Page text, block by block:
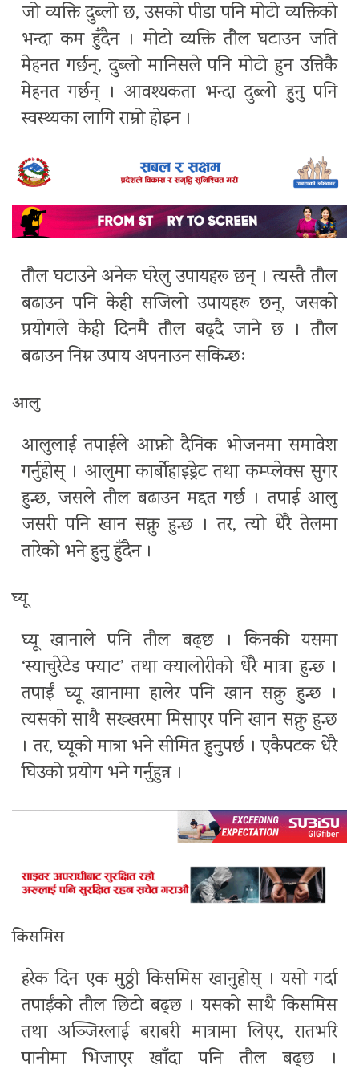
जो व्यक्ति दुब्लो छ, उसको पीडा पनि मोटो व्यक्तिको
भन्दा कम हुँदैन । मोटो व्यक्ति तौल घटाउन जति
मेहनत गर्छन्, दुब्लो मानिसले पनि मोटो हुन उत्तिकै
मेहनत गर्छन् । आवश्यकता भन्दा दुब्लो हुनु पनि
स्वस्थ्यका लागि राम्रो होइन ।
तौल घटाउने अनेक घरेलु उपायहरू छन् । त्यस्तै तौल
बढाउन पनि केही सजिलो उपायहरू छन्, जसको
प्रयोगले केही दिनमै तौल बढ्दै जाने छ । तौल
बढाउन निम्न उपाय अपनाउन सकिन्छः
आलु
आलुलाई तपाईले आफ्नो दैनिक भोजनमा समावेश
गर्नुहोस् । आलुमा कार्बोहाइड्रेट तथा कम्प्लेक्स सुगर
हुन्छ, जसले तौल बढाउन मद्दत गर्छ । तपाई आलु
जसरी पनि खान सक्नु हुन्छ । तर, त्यो धेरै तेलमा
तारेको भने हुनु हुँदैन ।
घ्यू
घ्यू खानाले पनि तौल बढ्छ । किनकी यसमा
‘स्याचुरेटेड फ्याट’ तथा क्यालोरीको धेरै मात्रा हुन्छ ।
तपाईं घ्यू खानामा हालेर पनि खान सक्नु हुन्छ ।
त्यसको साथै सख्खरमा मिसाएर पनि खान सक्नु हुन्छ
। तर, घ्यूको मात्रा भने सीमित हुनुपर्छ । एकैपटक धेरै
घिउको प्रयोग भने गर्नुहुन्न ।
किसमिस
हरेक दिन एक मुठ्ठी किसमिस खानुहोस् । यसो गर्दा
तपाईंको तौल छिटो बढ्छ । यसको साथै किसमिस
तथा अञ्जिरलाई बराबरी मात्रामा लिएर, रातभरि
पानीमा भिजाएर खाँदा पनि तौल बढ्छ ।